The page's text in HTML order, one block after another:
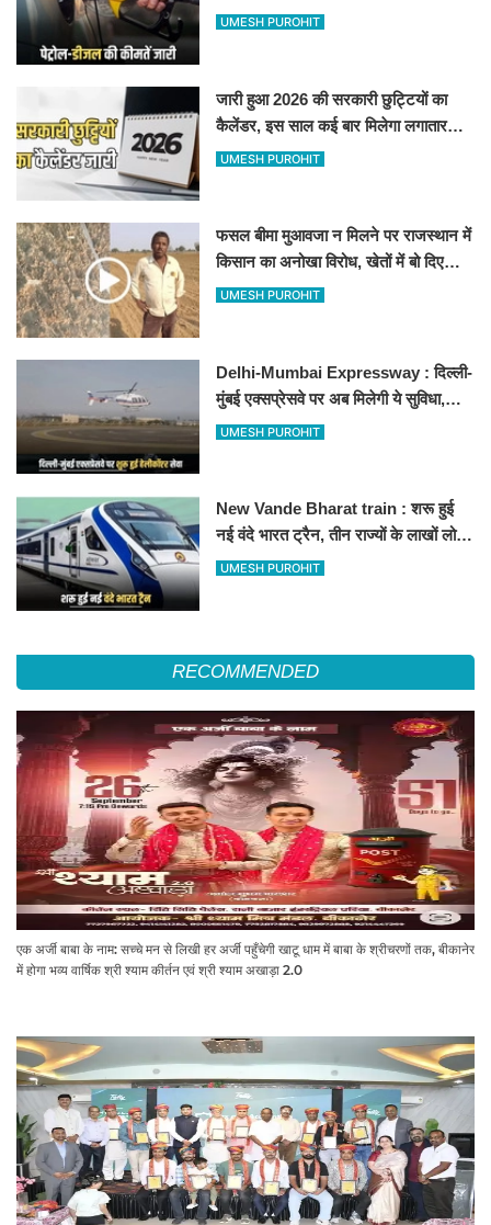
जानिए बीकानेर समेत पुरे प्रदेश में नए रेट
UMESH PUROHIT
जारी हुआ 2026 की सरकारी छुट्टियों का
कैलेंडर, इस साल कई बार मिलेगा लगातार
अवकाश, देखें
UMESH PUROHIT
फसल बीमा मुआवजा न मिलने पर राजस्थान में
किसान का अनोखा विरोध, खेतों में बो दिए
500-500 रुपए के नोट, वीडियो वायरल
UMESH PUROHIT
Delhi-Mumbai Expressway : दिल्ली-
मुंबई एक्सप्रेसवे पर अब मिलेगी ये सुविधा,
हेलीकॉप्टर सर्विस से तुरंत घायल पहुंचेगा
UMESH PUROHIT
New Vande Bharat train : शरू हुई
नई वंदे भारत ट्रैन, तीन राज्यों के लाखों लोगों
का सफर होगा आसान, देखें पूरा रूटमैप
UMESH PUROHIT
RECOMMENDED
एक अर्जी बाबा के नाम: सच्चे मन से लिखी हर अर्जी पहुँचेगी खाटू धाम में बाबा के श्रीचरणों तक, बीकानेर
में होगा भव्य वार्षिक श्री श्याम कीर्तन एवं श्री श्याम अखाड़ा 2.0